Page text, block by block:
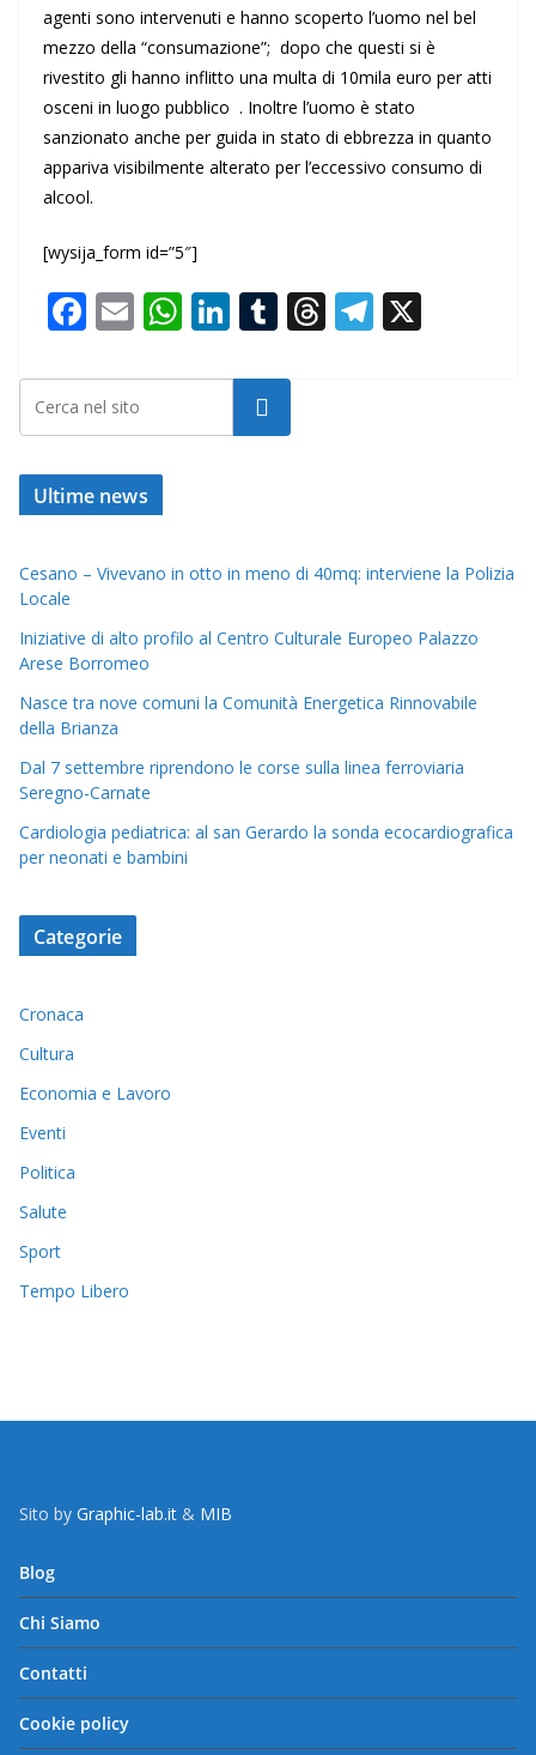
agenti sono intervenuti e hanno scoperto l’uomo nel bel
mezzo della “consumazione”; dopo che questi si è
rivestito gli hanno inflitto una multa di 10mila euro per atti
osceni in luogo pubblico . Inoltre l’uomo è stato
sanzionato anche per guida in stato di ebbrezza in quanto
appariva visibilmente alterato per l’eccessivo consumo di
alcool.
[wysija_form id=”5″]
F
e
b
o
o
E
ai
l
W
at
s
Li
k
e
T
m
bl
T T
Cerca
Ultime news
Cesano – Vivevano in otto in meno di 40mq: interviene la Polizia
Locale
Iniziative di alto profilo al Centro Culturale Europeo Palazzo
Arese Borromeo
Nasce tra nove comuni la Comunità Energetica Rinnovabile
della Brianza
Dal 7 settembre riprendono le corse sulla linea ferroviaria
Seregno-Carnate
Cardiologia pediatrica: al san Gerardo la sonda ecocardiografica
per neonati e bambini
Categorie
Cronaca
Cultura
Economia e Lavoro
Eventi
Politica
Salute
Sport
Tempo Libero
Sito by Graphic-lab.it & MIB
Blog
Chi Siamo
Contatti
Cookie policy